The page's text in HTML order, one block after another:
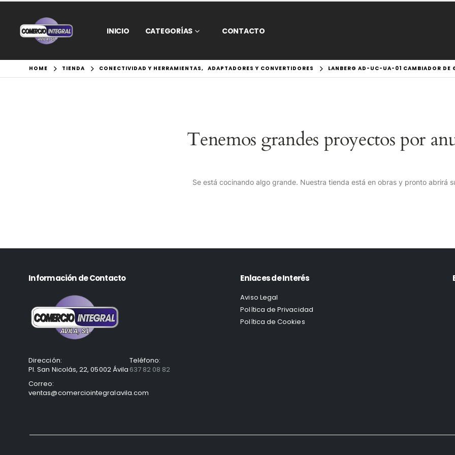
INICIO CATEGORÍAS CONTACTO
HOME TIENDA CONECTIVIDAD Y HERRAMIENTAS, ADAPTADORES Y CONVERTIDORES LANBERG AD-UC-UA-01 CAMBIADOR DE
Tenemos grandes proyectos por
Se está cocinando algo grande. Nuestra tienda está en obras y pronto abrirá
Información de Contacto
Dirección:
Pl. San Nicolás, 22, 05002 Ávila
Teléfono:
637 82 08 82
Correo:
ventas@comerciointegralavila.com
Enlaces de Interés
Aviso Legal
Política de Privacidad
Política de Cookies